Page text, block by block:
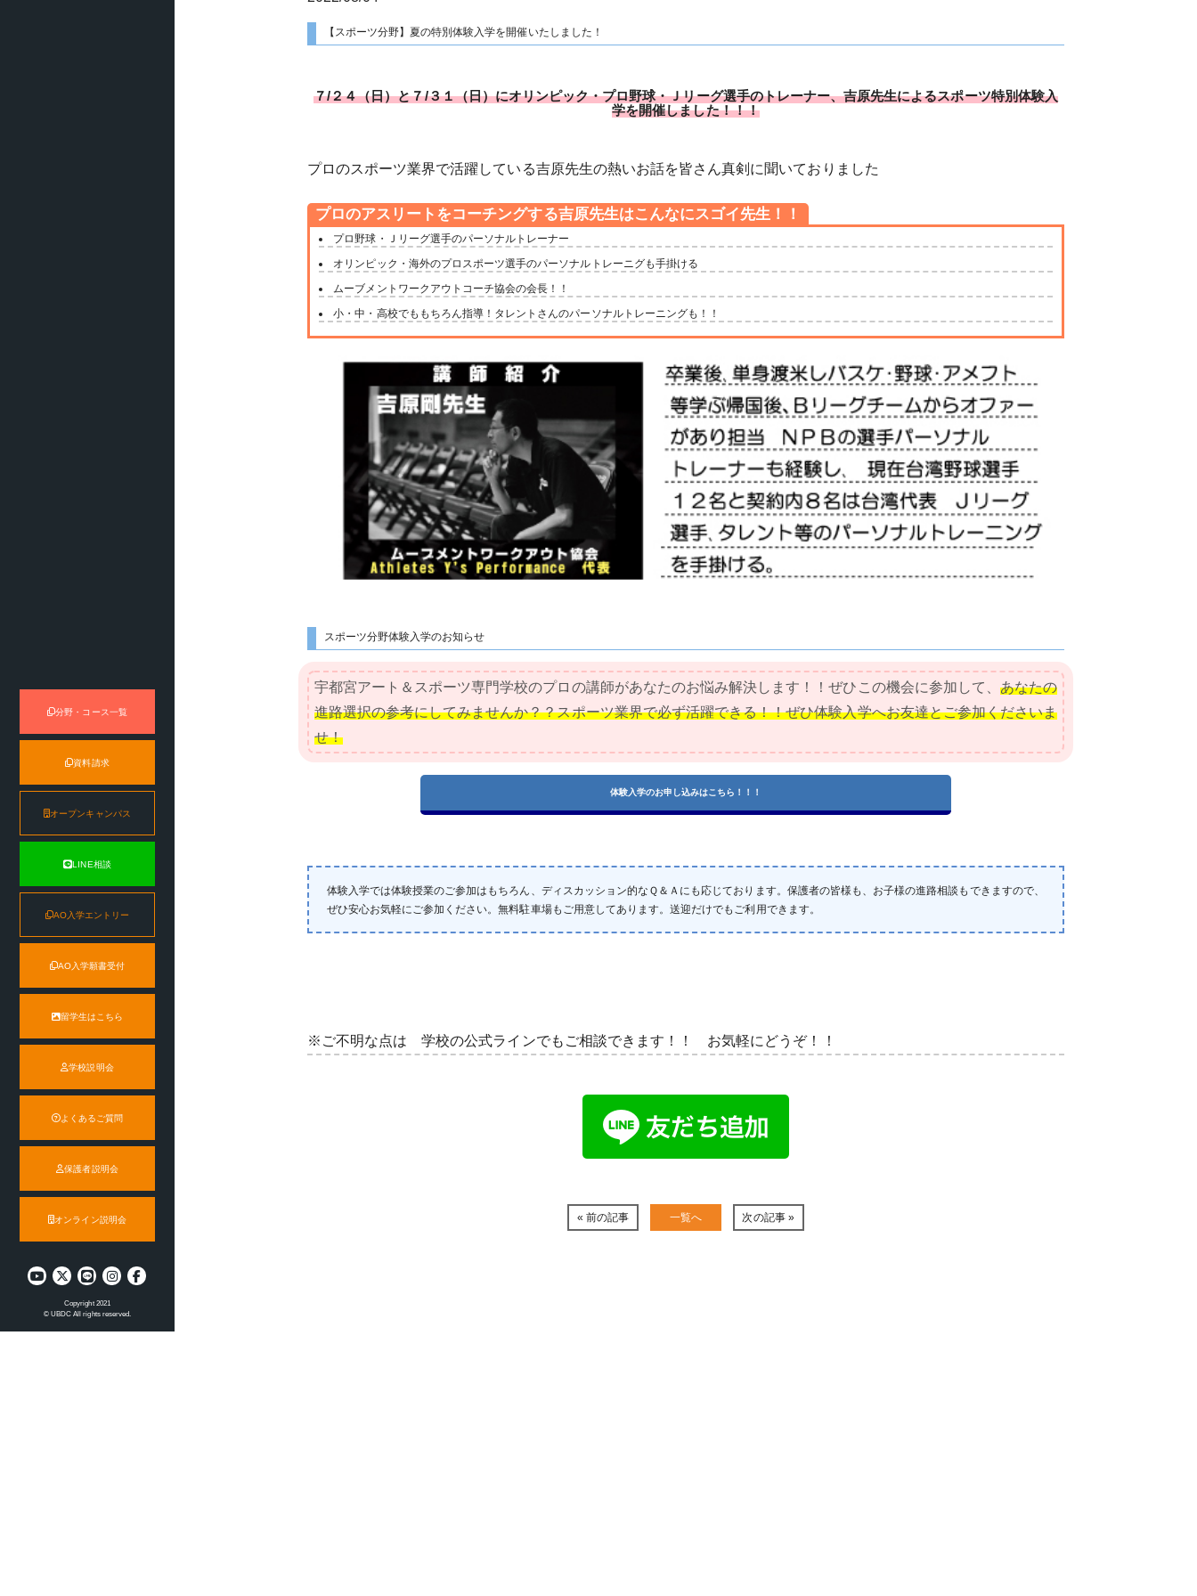
分野・コース一覧
資料請求
オープンキャンパス
LINE相談
AO入学エントリー
AO入学願書受付
留学生はこちら
学校説明会
よくあるご質問
保護者説明会
オンライン説明会
Copyright 2021
© UBDC All rights reserved.
【スポーツ分野】夏の特別体験入学を開催いたしました！
７/２４（日）と７/３１（日）にオリンピック・プロ野球・Ｊリーグ選手のトレーナー、吉原先生によるスポーツ特別体験入
学を開催しました！！！
プロのスポーツ業界で活躍している吉原先生の熱いお話を皆さん真剣に聞いておりました
プロのアスリートをコーチングする吉原先生はこんなにスゴイ先生！！
プロ野球・Ｊリーグ選手のパーソナルトレーナー
オリンピック・海外のプロスポーツ選手のパーソナルトレーニグも手掛ける
ムーブメントワークアウトコーチ協会の会長！！
小・中・高校でももちろん指導！タレントさんのパーソナルトレーニングも！！
スポーツ分野体験入学のお知らせ
宇都宮アート＆スポーツ専門学校のプロの講師があなたのお悩み解決します！！ぜひこの機会に参加して、あなたの
進路選択の参考にしてみませんか？？スポーツ業界で必ず活躍できる！！ぜひ体験入学へお友達とご参加くださいま
せ！
体験入学のお申し込みはこちら！！！
体験入学では体験授業のご参加はもちろん、ディスカッション的なＱ＆Ａにも応じております。保護者の皆様も、お子様の進路相談もできますので、
ぜひ安心お気軽にご参加ください。無料駐車場もご用意してあります。送迎だけでもご利用できます。
※ご不明な点は 学校の公式ラインでもご相談できます！！ お気軽にどうぞ！！
« 前の記事 一覧へ 次の記事 »